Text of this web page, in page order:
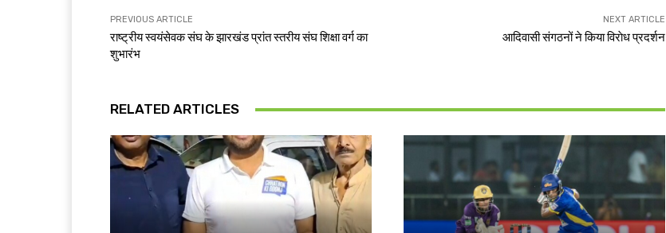
PREVIOUS ARTICLE
राष्ट्रीय स्वयंसेवक संघ के झारखंड प्रांत स्तरीय संघ शिक्षा वर्ग का
शुभारंभ
NEXT ARTICLE
आदिवासी संगठनों ने किया विराेध प्रदर्शन
RELATED ARTICLES